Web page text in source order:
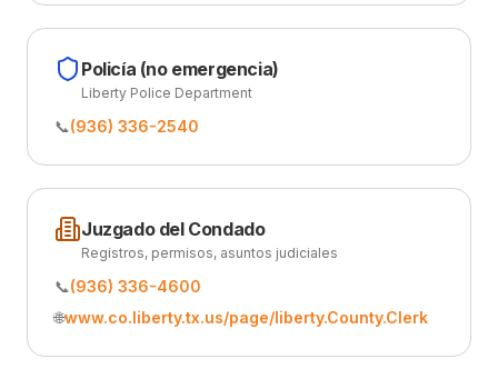
Policía (no emergencia)
Liberty Police Department
📞(936) 336-2540
Juzgado del Condado
Registros, permisos, asuntos judiciales
📞(936) 336-4600
🌐www.co.liberty.tx.us/page/liberty.County.Clerk